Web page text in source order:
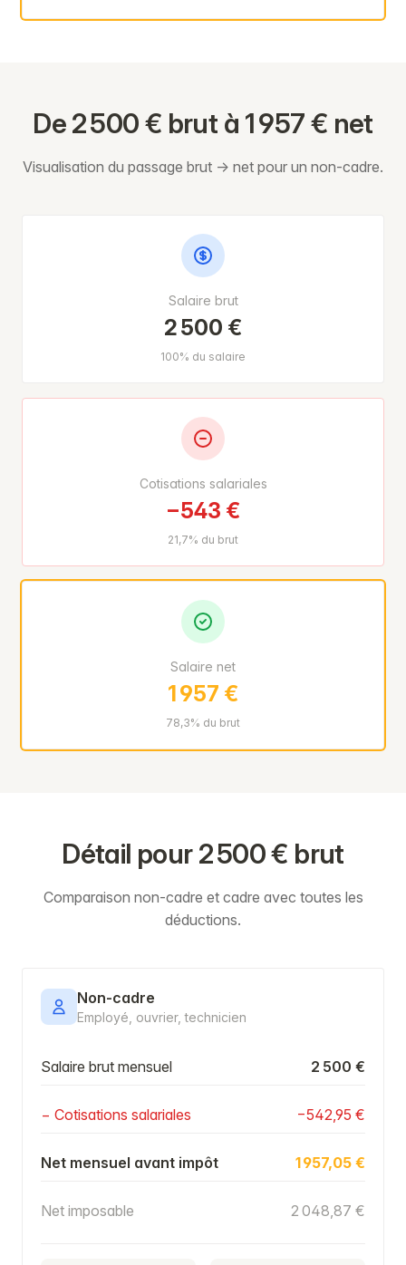
De 2 500 € brut à 1 957 € net
Visualisation du passage brut → net pour un non-cadre.
Salaire brut
2 500 €
100% du salaire
Cotisations salariales
−543 €
21,7% du brut
Salaire net
1 957 €
78,3% du brut
Détail pour 2 500 € brut
Comparaison non-cadre et cadre avec toutes les
déductions.
Non-cadre
Employé, ouvrier, technicien
Salaire brut mensuel 2 500 €
− Cotisations salariales −542,95 €
Net mensuel avant impôt 1 957,05 €
Net imposable 2 048,87 €